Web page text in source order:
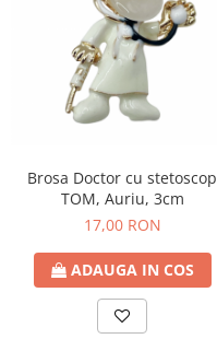
Brosa Doctor cu stetoscop
TOM, Auriu, 3cm
17,00 RON
ADAUGA IN COS